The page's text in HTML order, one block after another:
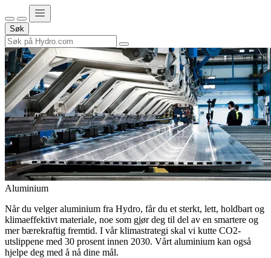
Søk
Aluminium
Når du velger aluminium fra Hydro, får du et sterkt, lett, holdbart og
klimaeffektivt materiale, noe som gjør deg til del av en smartere og
mer bærekraftig fremtid. I vår klimastrategi skal vi kutte CO2-
utslippene med 30 prosent innen 2030. Vårt aluminium kan også
hjelpe deg med å nå dine mål.